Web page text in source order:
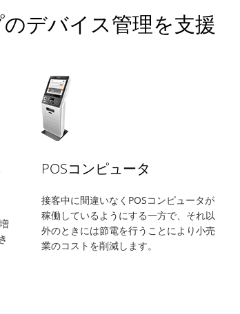
デバイス管理を支援
POSコンピュータ
接客中に間違いなくPOSコンピュータが
稼働しているようにする一方で、それ以
外のときには節電を行うことにより小売
業のコストを削減します。